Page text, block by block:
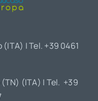
(ITA) | Tel. +39 0461
(ITA) | Tel. +39